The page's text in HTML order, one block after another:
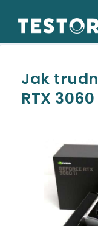
Jak
RTX 3060